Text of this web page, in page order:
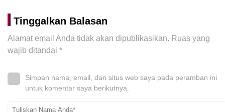
Tinggalkan Balasan
Alamat email Anda tidak akan dipublikasikan. Ruas yang
wajib ditandai *
Simpan nama, email, dan situs web saya pada peramban ini
untuk komentar saya berikutnya.